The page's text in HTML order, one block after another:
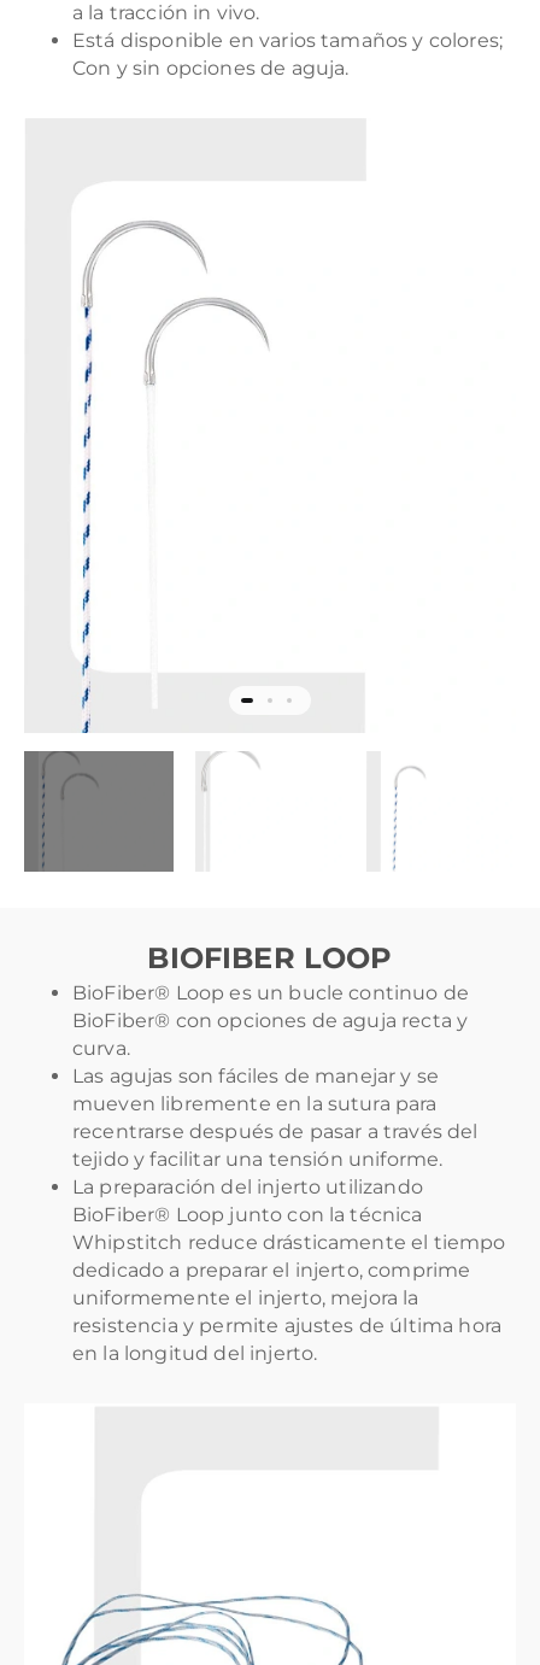
a la tracción in vivo.
Está disponible en varios tamaños y colores;
Con y sin opciones de aguja.
BIOFIBER LOOP
BioFiber® Loop es un bucle continuo de
BioFiber® con opciones de aguja recta y
curva.
Las agujas son fáciles de manejar y se
mueven libremente en la sutura para
recentrarse después de pasar a través del
tejido y facilitar una tensión uniforme.
La preparación del injerto utilizando
BioFiber® Loop junto con la técnica
Whipstitch reduce drásticamente el tiempo
dedicado a preparar el injerto, comprime
uniformemente el injerto, mejora la
resistencia y permite ajustes de última hora
en la longitud del injerto.